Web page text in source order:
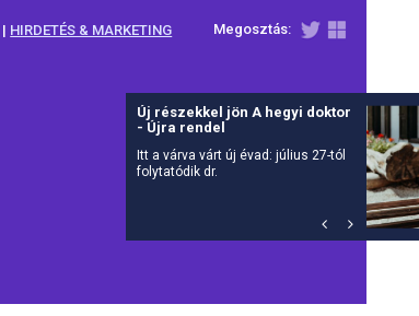
Megosztás:
| HIRDETÉS & MARKETING
Új részekkel jön A hegyi doktor
- Újra rendel
Itt a várva várt új évad: július 27-tól
folytatódik dr.